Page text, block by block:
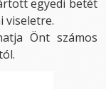
egyedi betét
viseletre.
Önt számos